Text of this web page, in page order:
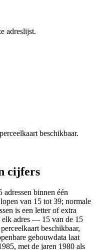
adreslijst.
beschikbaar.
cijfers
binnen één
van 15 tot 39; normale
is een letter of extra
adres — 15 van de 15
beschikbaar,
gebouwdata laat
met de jaren 1980 als